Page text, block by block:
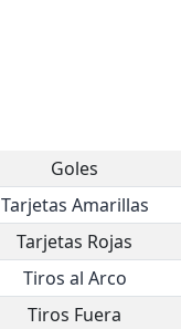
Goles
Tarjetas Amarillas
Tarjetas Rojas
Tiros al Arco
Tiros Fuera